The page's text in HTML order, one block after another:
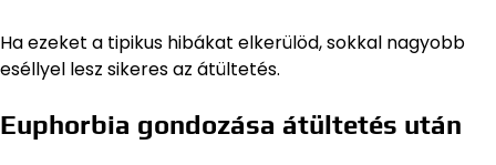
Ha ezeket a tipikus hibákat elkerülöd, sokkal nagyobb
eséllyel lesz sikeres az átültetés.
Euphorbia gondozása átültetés után